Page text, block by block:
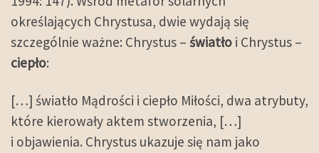
określających Chrystusa, dwie wydają się
szczególnie ważne: Chrystus – światło i Chrystus –
ciepło:
[…] światło Mądrości i ciepło Miłości, dwa atrybuty,
które kierowały aktem stworzenia, […]
i objawienia. Chrystus ukazuje się nam jako